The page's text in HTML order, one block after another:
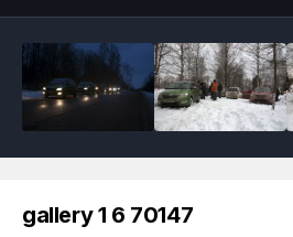
gallery 1 6 70147